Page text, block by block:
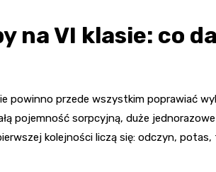
na VI klasie: co
powinno przede wszystkim poprawiać
pojemność sorpcyjną, duże
kolejności liczą się: odczyn,